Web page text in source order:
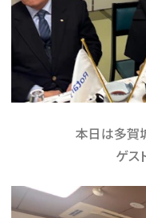
本日は多賀
ゲス